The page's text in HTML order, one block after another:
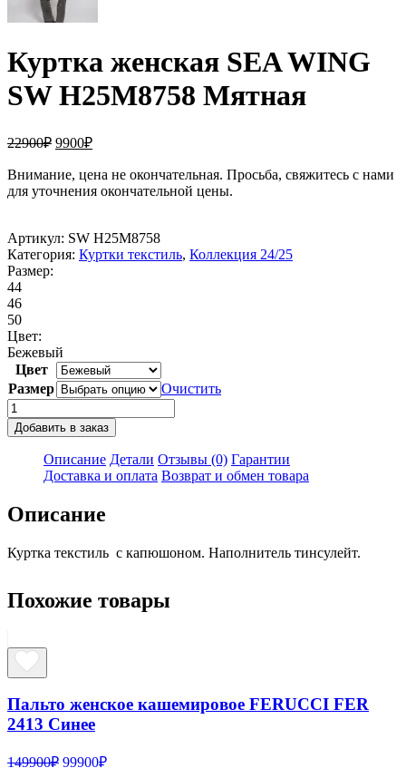
Куртка женская SEA WING
SW H25M8758 Мятная
22900₽ Первоначальная
составляла
22900₽.
9900₽Текущая
9900₽.
Внимание, цена не окончательная. Просьба, свяжитесь с нами
для уточнения окончательной цены.
Артикул: SW H25M8758
Категория: Куртки текстиль, Коллекция 24/25
Размер:
44
46
50
Цвет:
Бежевый
Цвет
Размер
Очистить
Количество
товара
Куртка
женская
WING
SW
H25M8758
Добавить в заказ
Описание Детали Отзывы (0) Гарантии
Доставка и оплата Возврат и обмен товара
Описание
Куртка текстиль с капюшоном. Наполнитель тинсулейт.
Похожие товары
Пальто женское кашемировое FERUCCI FER
2413 Синее
149900₽ Первоначальная
99900₽Текущая